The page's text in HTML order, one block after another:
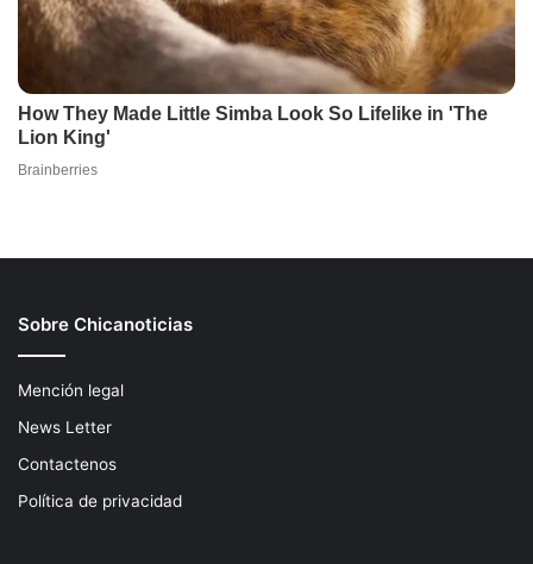
Sobre Chicanoticias
Mención legal
News Letter
Contactenos
Política de privacidad